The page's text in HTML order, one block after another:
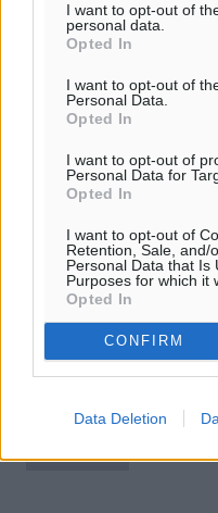
I want to opt-out of
personal data.
Opted In
I want to opt-out of
Personal Data.
Opted In
I want to opt-out of
Personal Data for
Opted In
I want to opt-out of
Retention, Sale, and/
Personal Data that Is
Purposes for which it
Opted In
CONFIRM
Data Deletion
Προσφυγικό:
από τις
Κλιμακώνεται η
νησιά μετά τις
στιγμή που ο αριθμός
22.11.19, 12:38